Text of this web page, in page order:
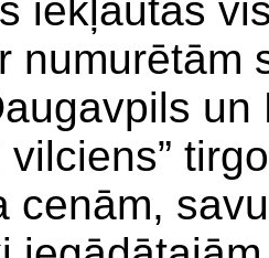
iekļautas
numurētām
vilciens”
cenām,